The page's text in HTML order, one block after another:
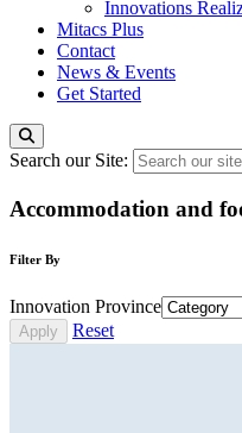
Innovations
Mitacs Plus
Contact
News & Events
Get Started
Search our Site:
Accommodation and
Filter By
Innovation Province
Reset